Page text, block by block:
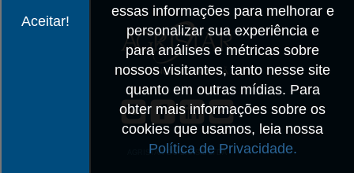
Aceitar!
essas informações para melhorar e
personalizar sua experiência e
para análises e métricas sobre
nossos visitantes, tanto nesse site
quanto em outras mídias. Para
obter mais informações sobre os
cookies que usamos, leia nossa
Política de Privacidade.
CADASTRO
TRABALHE CONOSCO
AGRISTAR DO BRASIL LTDA